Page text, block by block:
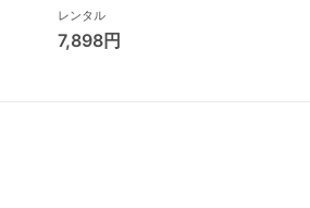
イズ/コンパクトベビーベッド
レンタル
7,898円